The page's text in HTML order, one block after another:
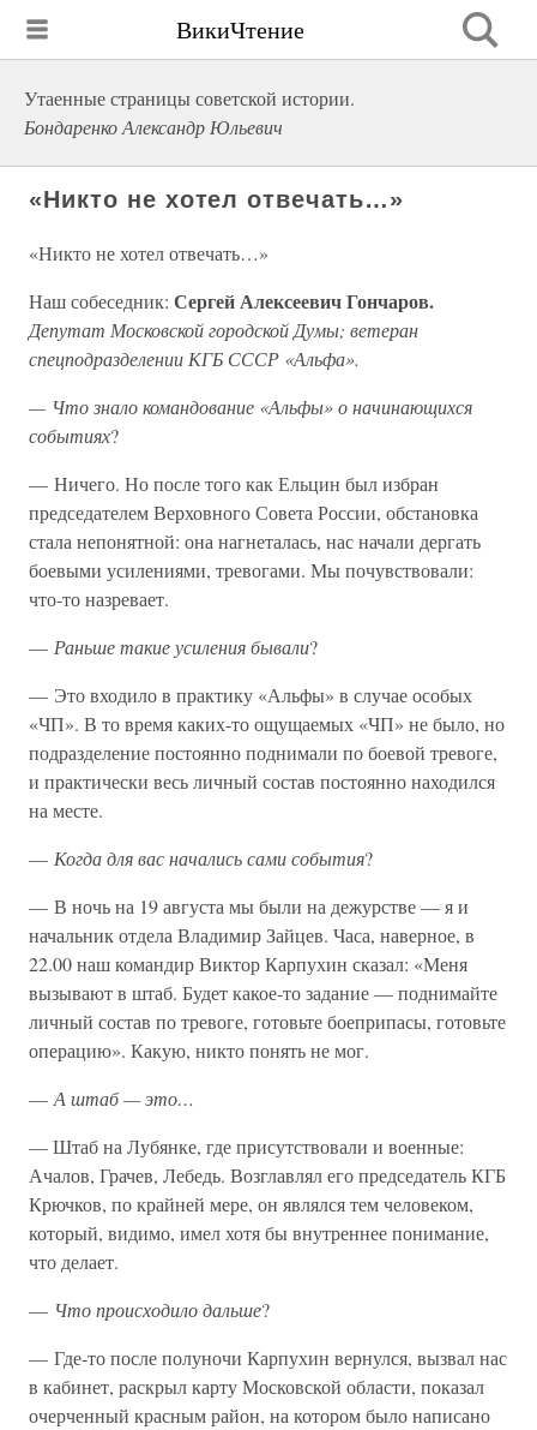
ВикиЧтение
Утаенные страницы советской истории.
Бондаренко Александр Юльевич
«Никто не хотел отвечать…»
«Никто не хотел отвечать…»
Наш собеседник: Сергей Алексеевич Гончаров.
Депутат Московской городской Думы; ветеран
спецподразделении КГБ СССР «Альфа».
— Что знало командование «Альфы» о начинающихся
событиях?
— Ничего. Но после того как Ельцин был избран
председателем Верховного Совета России, обстановка
стала непонятной: она нагнеталась, нас начали дергать
боевыми усилениями, тревогами. Мы почувствовали:
что-то назревает.
— Раньше такие усиления бывали?
— Это входило в практику «Альфы» в случае особых
«ЧП». В то время каких-то ощущаемых «ЧП» не было, но
подразделение постоянно поднимали по боевой тревоге,
и практически весь личный состав постоянно находился
на месте.
— Когда для вас начались сами события?
— В ночь на 19 августа мы были на дежурстве — я и
начальник отдела Владимир Зайцев. Часа, наверное, в
22.00 наш командир Виктор Карпухин сказал: «Меня
вызывают в штаб. Будет какое-то задание — поднимайте
личный состав по тревоге, готовьте боеприпасы, готовьте
операцию». Какую, никто понять не мог.
— А штаб — это…
— Штаб на Лубянке, где присутствовали и военные:
Ачалов, Грачев, Лебедь. Возглавлял его председатель КГБ
Крючков, по крайней мере, он являлся тем человеком,
который, видимо, имел хотя бы внутреннее понимание,
что делает.
— Что происходило дальше?
— Где-то после полуночи Карпухин вернулся, вызвал нас
в кабинет, раскрыл карту Московской области, показал
очерченный красным район, на котором было написано